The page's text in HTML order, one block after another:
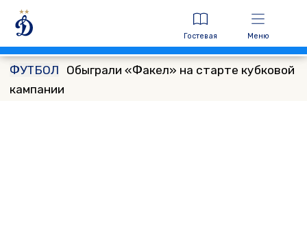
Гостевая Меню
ФУТБОЛ
Обыграли «Факел» на старте кубковой
кампании